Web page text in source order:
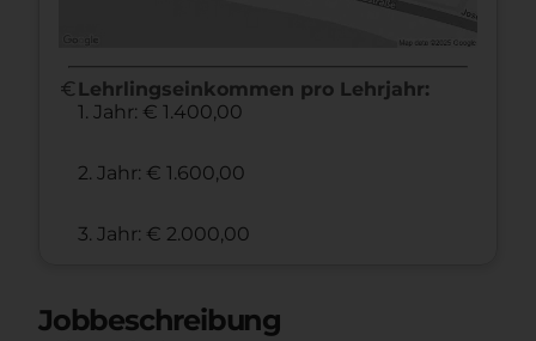
euro Lehrlingseinkommen pro Lehrjahr:
1. Jahr: € 1.400,00
2. Jahr: € 1.600,00
3. Jahr: € 2.000,00
Jobbeschreibung